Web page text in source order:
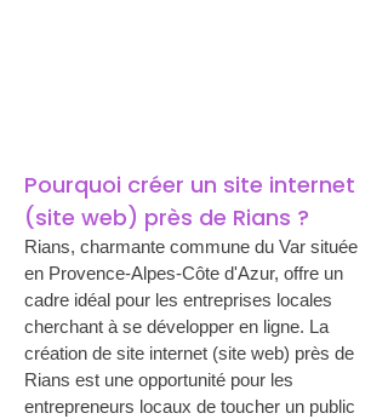
Pourquoi créer un site internet
(site web) près de Rians ?
Rians, charmante commune du Var située
en Provence-Alpes-Côte d'Azur, offre un
cadre idéal pour les entreprises locales
cherchant à se développer en ligne. La
création de site internet (site web) près de
Rians est une opportunité pour les
entrepreneurs locaux de toucher un public